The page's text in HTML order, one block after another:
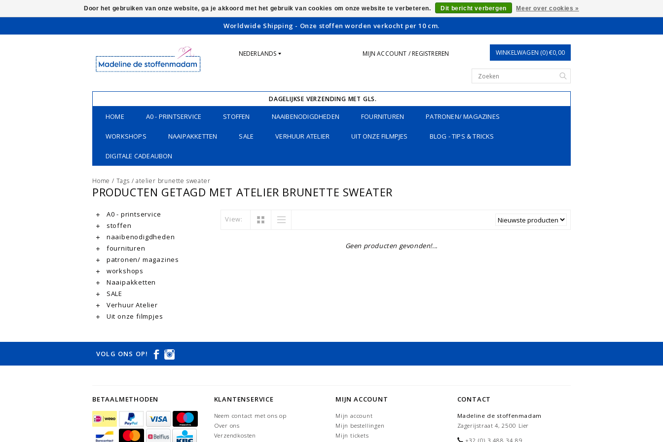
Worldwide Shipping - Onze stoffen worden verkocht per 10 cm.
NEDERLANDS MIJN ACCOUNT / REGISTREREN WINKELWAGEN (0) €0,00
DAGELIJKSE VERZENDING MET GLS.
HOME A0 - PRINTSERVICE STOFFEN NAAIBENODIGDHEDEN FOURNITUREN PATRONEN/ MAGAZINES
WORKSHOPS NAAIPAKKETTEN SALE VERHUUR ATELIER UIT ONZE FILMPJES BLOG - TIPS & TRICKS
DIGITALE CADEAUBON
Home / Tags /atelier brunette sweater
PRODUCTEN GETAGD MET ATELIER BRUNETTE SWEATER
A0 - printservice
stoffen
naaibenodigdheden
fournituren
patronen/ magazines
workshops
Naaipakketten
SALE
Verhuur Atelier
Uit onze filmpjes
View:
Geen producten gevonden!...
VOLG ONS OP!
BETAALMETHODEN KLANTENSERVICE
Neem contact met ons op
Over ons
Verzendkosten
MIJN ACCOUNT
Mijn account
Mijn bestellingen
Mijn tickets
CONTACT
Madeline de stoffenmadam
Zagerijstraat 4, 2500 Lier
+32 (0) 3 488 34 89
Door het gebruiken van onze website, ga je akkoord met het gebruik van cookies om onze website te verbeteren. Dit bericht verbergen Meer over cookies »